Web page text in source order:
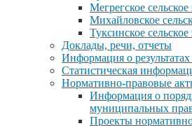
Мегрегское
Михайловское
Туксинское
Доклады, речи, отчеты
Информация о
Статистическая
Нормативно-правовые
Информация о
муниципальных
Проекты